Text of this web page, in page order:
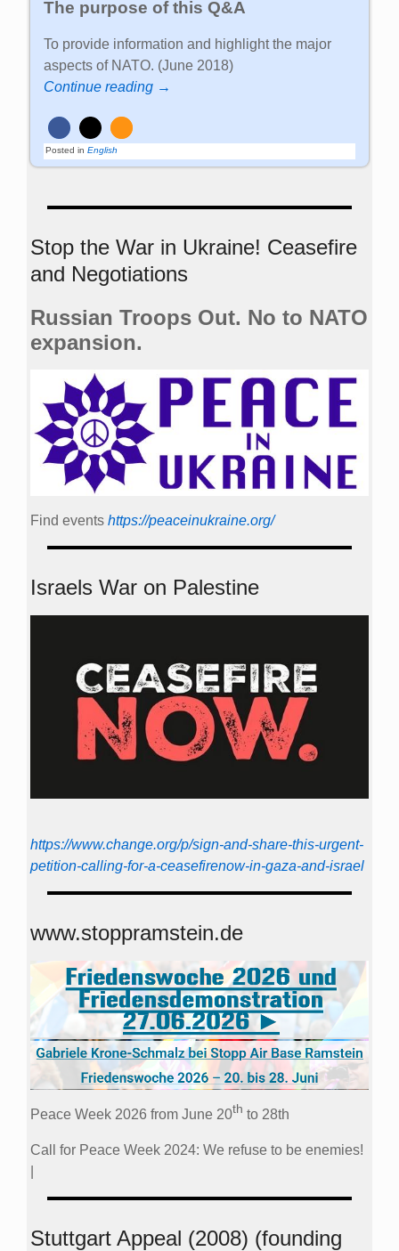
The purpose of this Q&A
To provide information and highlight the major
aspects of NATO. (June 2018)
Continue reading →
Posted in English
Stop the War in Ukraine! Ceasefire
and Negotiations
Russian Troops Out. No to NATO
expansion.
Find events https://peace­in­ukraine.org/
Israels War on Palestine
https://www.change.org/p/sign-and-share-this-urgent-
petition-calling-for-a-ceasefirenow-in-gaza-and-israel
www.stoppramstein.de
Peace Week 2026 from June 20th to 28th
Call for Peace Week 2024: We refuse to be enemies!
Stuttgart Appeal (2008) (founding